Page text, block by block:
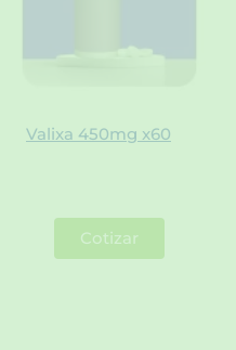
Valixa 450mg x60
Cotizar